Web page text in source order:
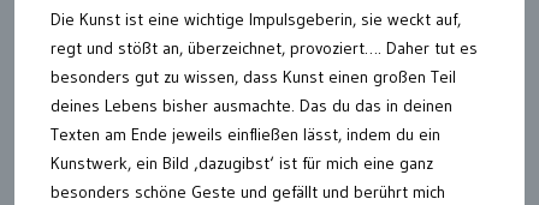
Die Kunst ist eine wichtige Impulsgeberin, sie weckt auf,
regt und stößt an, überzeichnet, provoziert…. Daher tut es
besonders gut zu wissen, dass Kunst einen großen Teil
deines Lebens bisher ausmachte. Das du das in deinen
Texten am Ende jeweils einfließen lässt, indem du ein
Kunstwerk, ein Bild ‚dazugibst‘ ist für mich eine ganz
besonders schöne Geste und gefällt und berührt mich